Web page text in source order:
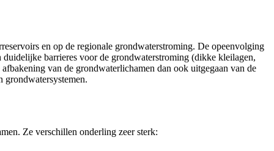
en op de regionale grondwaterstroming. De opeenvolging
barrieres voor de grondwaterstroming (dikke kleilagen,
van de grondwaterlichamen dan ook uitgegaan van de
Ze verschillen onderling zeer sterk: